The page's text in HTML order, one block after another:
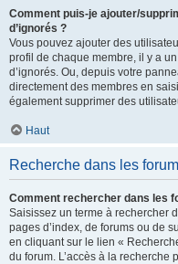
Comment puis-je ajouter/
d’ignorés ?
Vous pouvez ajouter des
profil de chaque membre, il y a
d’ignorés. Ou, depuis votre
directement des membres en
également supprimer des
Haut
Recherche dans les
Comment rechercher dans les
Saisissez un terme à rechercher
pages d’index, de forums ou de
en cliquant sur le lien «
du forum. L’accès à la